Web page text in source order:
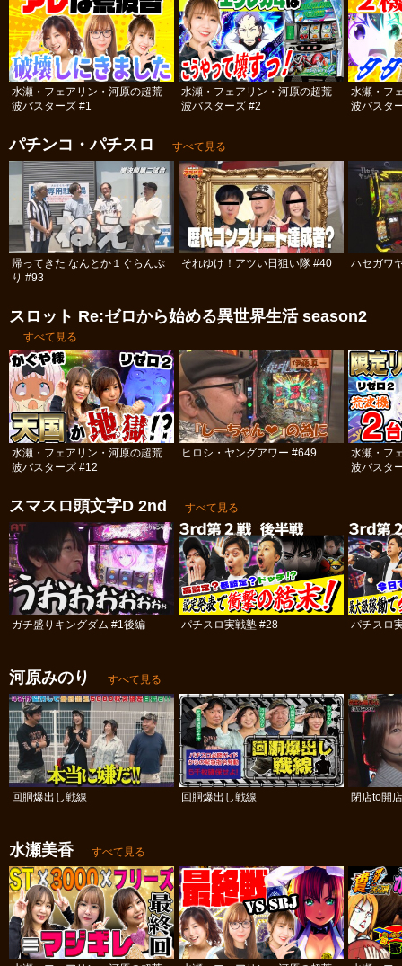
水瀬・フェアリン・河原の超荒
波バスターズ #1
水瀬・フェアリン・河原の超荒
波バスターズ #2
水瀬・フ
波バスタ
パチンコ・パチスロ すべて見る
帰ってきた なんとか１ぐらんぷ
り #93
それゆけ！アツい日狙い隊 #40 ハセガワ
スロット Re:ゼロから始める異世界生活 season2
すべて見る
水瀬・フェアリン・河原の超荒
波バスターズ #12
ヒロシ・ヤングアワー #649
水瀬・フ
波バスタ
スマスロ頭文字D 2nd すべて見る
ガチ盛りキングダム #1後編 パチスロ実戦塾 #28 パチスロ
河原みのり すべて見る
回胴爆出し戦線 回胴爆出し戦線 閉店to開
水瀬美香 すべて見る